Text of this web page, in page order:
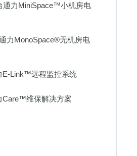
通力MiniSpace™小机房电
力MonoSpace®无机房电
E-Link™远程监控系统
Care™维保解决方案